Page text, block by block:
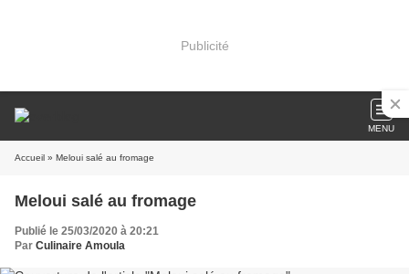
Publicité
MENU
Accueil » Meloui salé au fromage
Meloui salé au fromage
Publié le 25/03/2020 à 20:21
Par Culinaire Amoula